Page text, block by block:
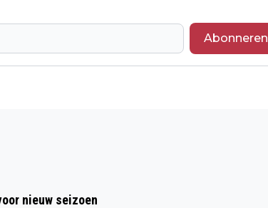
Abonneren
nieuw seizoen